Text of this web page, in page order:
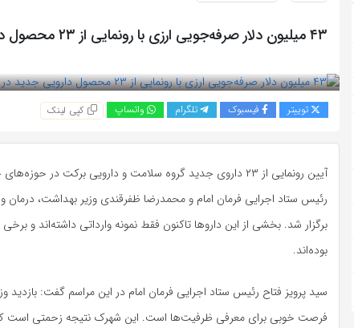
۴۳ میلیون دلار صرفه‌جویی ارزی با رونمایی از ٢٣ محصول دارویی جدید در گروه برکت
توییتر فیسبوک تلگرام واتساپ کپی لینک
آیین رونمایی از ٢٣ داروی جدید گروه سلامت و دارویی برکت در
رئیس ستاد اجرایی فرمان امام و محمدرضا ظفرقندی وزیر بهداشت،
برگزار شد. بخشی از این داروها تاکنون فقط نمونه وارداتی داشته‌اند و
بوده‌اند.
سید پرویز فتاح رئیس ستاد اجرایی فرمان امام در این مراسم گفت: